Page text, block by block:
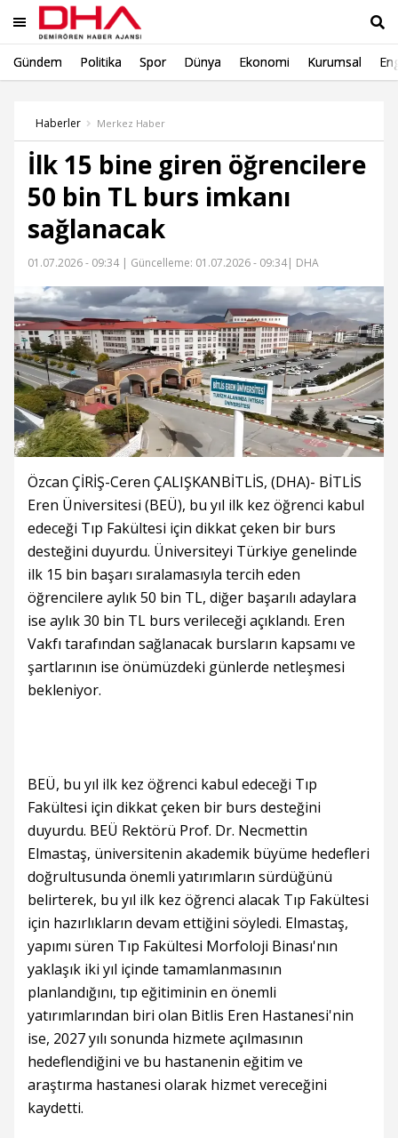
Gündem Politika Spor Dünya Ekonomi Kurumsal
Haberler Merkez Haber
İlk 15 bine giren öğrencilere
50 bin TL burs imkanı
sağlanacak
01.07.2026 - 09:34 | Güncelleme: 01.07.2026 - 09:34| DHA
Özcan ÇİRİŞ-Ceren ÇALIŞKANBİTLİS, (DHA)- BİTLİS
Eren Üniversitesi (BEÜ), bu yıl ilk kez öğrenci kabul
edeceği Tıp Fakültesi için dikkat çeken bir burs
desteğini duyurdu. Üniversiteyi Türkiye genelinde
ilk 15 bin başarı sıralamasıyla tercih eden
öğrencilere aylık 50 bin TL, diğer başarılı adaylara
ise aylık 30 bin TL burs verileceği açıklandı. Eren
Vakfı tarafından sağlanacak bursların kapsamı ve
şartlarının ise önümüzdeki günlerde netleşmesi
bekleniyor.
BEÜ, bu yıl ilk kez öğrenci kabul edeceği Tıp
Fakültesi için dikkat çeken bir burs desteğini
duyurdu. BEÜ Rektörü Prof. Dr. Necmettin
Elmastaş, üniversitenin akademik büyüme hedefleri
doğrultusunda önemli yatırımların sürdüğünü
belirterek, bu yıl ilk kez öğrenci alacak Tıp Fakültesi
için hazırlıkların devam ettiğini söyledi. Elmastaş,
yapımı süren Tıp Fakültesi Morfoloji Binası'nın
yaklaşık iki yıl içinde tamamlanmasının
planlandığını, tıp eğitiminin en önemli
yatırımlarından biri olan Bitlis Eren Hastanesi'nin
ise, 2027 yılı sonunda hizmete açılmasının
hedeflendiğini ve bu hastanenin eğitim ve
araştırma hastanesi olarak hizmet vereceğini
kaydetti.